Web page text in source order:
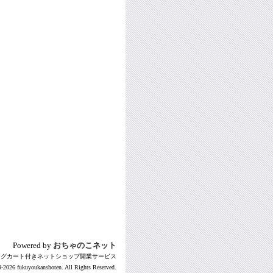
Powered by おちゃのこネット
カート付きネットショップ開業サービス
2026 fukuyoukanshoten. All Rights Reserved.